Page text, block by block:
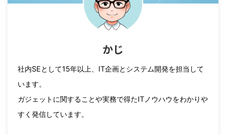
かじ
社内SEとして15年以上、IT企画とシステム開発を担当して
います。
ガジェットに関することや実務で得たITノウハウをわかりや
すく発信しています。